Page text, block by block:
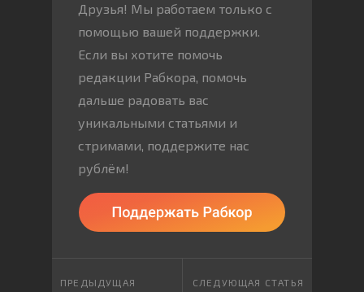
Друзья! Мы работаем только с
помощью вашей поддержки.
Если вы хотите помочь
редакции Рабкора, помочь
дальше радовать вас
уникальными статьями и
стримами, поддержите нас
рублём!